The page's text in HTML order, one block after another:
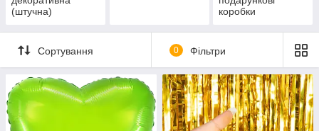
(штучна)
коробки
Сортування 0 Фільтри